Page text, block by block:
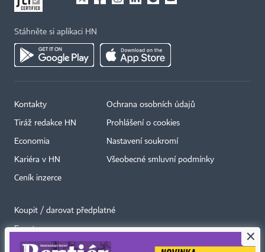
Stáhněte si aplikaci HN
Kontakty
Tiráž redakce HN
Economia
Kariéra v HN
Ceník inzerce
Ochrana osobních údajů
Prohlášení o cookies
Nastavení soukromí
Všeobecné smluvní podmínky
Koupit / darovat předplatné
Eventy
Newslettery
×